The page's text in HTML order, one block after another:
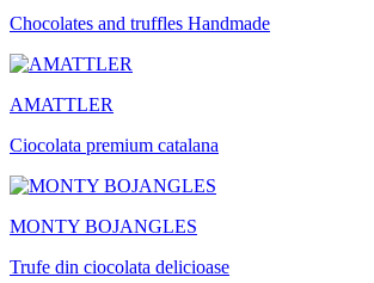
Chocolates and truffles Handmade
AMATTLER
Ciocolata premium catalana
MONTY BOJANGLES
Trufe din ciocolata delicioase